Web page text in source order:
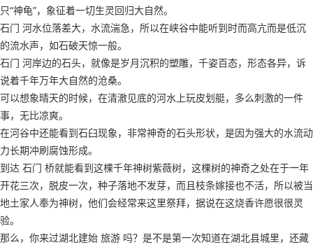
只“神龟”，象征着一切生灵回归大自然。
石门 河水位落差大，水流湍急，所以在峡谷中能听到时而高亢而是低沉
的流水声，如石破天惊一般。
石门 河岸边的石头，就像是岁月沉积的塑雕，千姿百态，形态各异，诉
说着千年万年大自然的沧桑。
可以想象晴天的时候，在清澈见底的河水上玩皮划艇，多么刺激的一件
事，无比凉爽。
在河谷中还能看到石臼现象，非常神奇的石头形状，是因为强大的水流动
力长期冲刷腐蚀形成。
到达 石门 桥就能看到这棵千年神树紫薇树，这棵树的神奇之处在于一年
开花三次，脱皮一次，种子落地不发芽，而且枝条嫁接也不活，所以被当
地土家人奉为神树，他们会经常来这里祭拜，据说在这烧香许愿很很灵
验。
那么，你来过湖北建始 旅游 吗？是不是第一次知道在湖北县城里，还藏